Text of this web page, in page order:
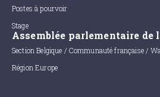
Postes à pourvoir
Stage
Assemblée parlementaire de
Section Belgique / Communauté française /
Région Europe